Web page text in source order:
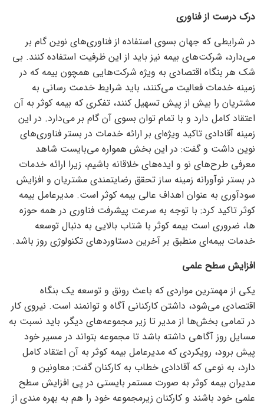
درک درست از فناوری
در شرایطی که جهان بسوی استفاده از فناوری‌های نوین گام بر
می‌دارد، شرکت‌های بیمه نیز باید از این ظرفیت استفاده کنند. بی
شک هر بنگاه اقتصادی به ویژه شرکت‌هایی همچون بیمه که در
زمینه خدمات فعالیت می‌کنند، باید شرایط خدمت رسانی به
مشتریان را بیش از پیش تسهیل کنند، تفکری که بیمه کوثر به آن
اعتقاد کامل دارد و با تمام توان بسوی آن گام بر می‌دارد. در این
زمینه آقادادی تاکید ویژه‌ای بر ارائه خدمات در بستر فناوری‌های
نوین داشت و گفت: در این بخش همواره می‌بایست شاهد
معرفی طرح‌های نو و ایده‌های خلاقانه باشیم، زیرا ارائه خدمات
در بستر نوآورانه زمینه ساز تحقق رضایتمندی مشتریان و افزایش
سودآوری به عنوان اهداف عالی بیمه کوثر است. مدیرعامل بیمه
کوثر تاکید کرد: با توجه به سرعت پیشرفت فناوری در همه حوزه
ها، ضروری است بیمه کوثر با شتاب بالایی به دنبال توسعه
خدمات بیمه‌ای منطبق بر آخرین دستاورد‌های تکنولوژی روز باشد.
افزایش سطح علمی
یکی از مهمترین مواردی که باعث رونق و توسعه یک بنگاه
اقتصادی می‌شود، داشتن کارکنانی آگاه و توانمند است. نیروی کار
در تمامی بخش‌ها از مدیر تا زیر مجموعه‌های دیگر، باید نسبت به
مسایل روز آگاهی داشته باشد تا مجموعه بتواند در مسیر خود
پیش برود، رویکردی که مدیرعامل بیمه کوثر به آن اعتقاد کامل
دارد، به نوعی که آقادادی خطاب به کارکنان گفت: معاونین و
مدیران بیمه کوثر به صورت مستمر بایستی در پی افزایش سطح
علمی خود باشند و کارکنان زیرمجموعه خود را هم به بهره مندی از